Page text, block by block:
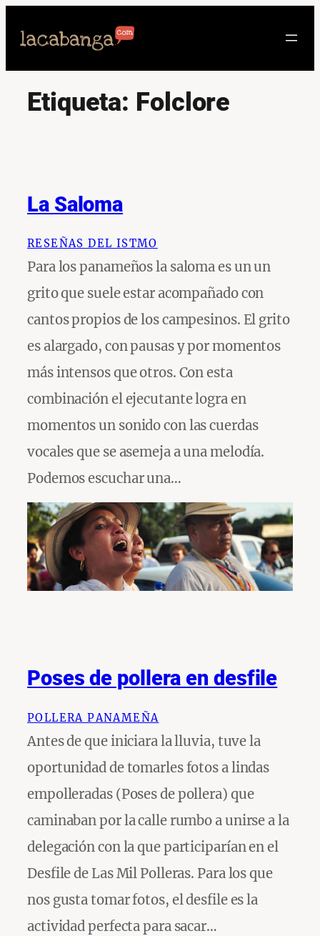
Etiqueta: Folclore
La Saloma
RESEÑAS DEL ISTMO
Para los panameños la saloma es un un
grito que suele estar acompañado con
cantos propios de los campesinos. El grito
es alargado, con pausas y por momentos
más intensos que otros. Con esta
combinación el ejecutante logra en
momentos un sonido con las cuerdas
vocales que se asemeja a una melodía.
Podemos escuchar una…
Poses de pollera en desfile
POLLERA PANAMEÑA
Antes de que iniciara la lluvia, tuve la
oportunidad de tomarles fotos a lindas
empolleradas (Poses de pollera) que
caminaban por la calle rumbo a unirse a la
delegación con la que participarían en el
Desfile de Las Mil Polleras. Para los que
nos gusta tomar fotos, el desfile es la
actividad perfecta para sacar…